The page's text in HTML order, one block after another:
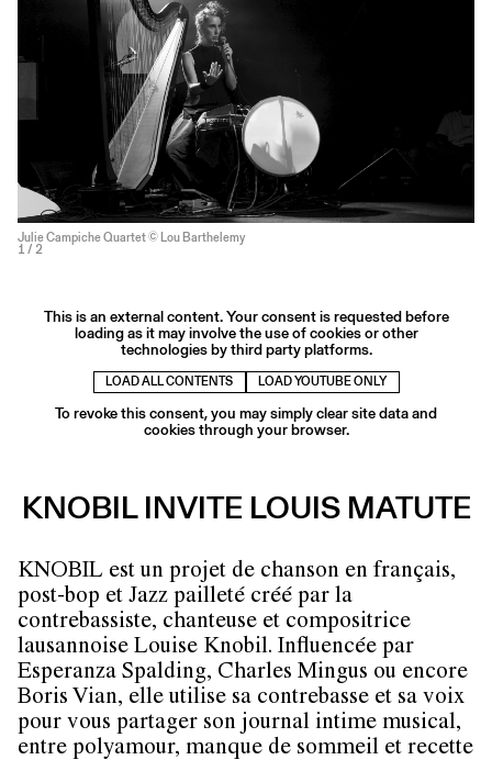
Julie Campiche Quartet © Lou Barthelemy
1 / 2
This is an external content. Your consent is requested before
loading as it may involve the use of cookies or other
technologies by third party platforms.
LOAD ALL CONTENTS LOAD YOUTUBE ONLY
To revoke this consent, you may simply clear site data and
cookies through your browser.
KNOBIL INVITE LOUIS MATUTE
KNOBIL est un projet de chanson en français,
post-bop et Jazz pailleté créé par la
contrebassiste, chanteuse et compositrice
lausannoise Louise Knobil. Influencée par
Esperanza Spalding, Charles Mingus ou encore
Boris Vian, elle utilise sa contrebasse et sa voix
pour vous partager son journal intime musical,
entre polyamour, manque de sommeil et recette